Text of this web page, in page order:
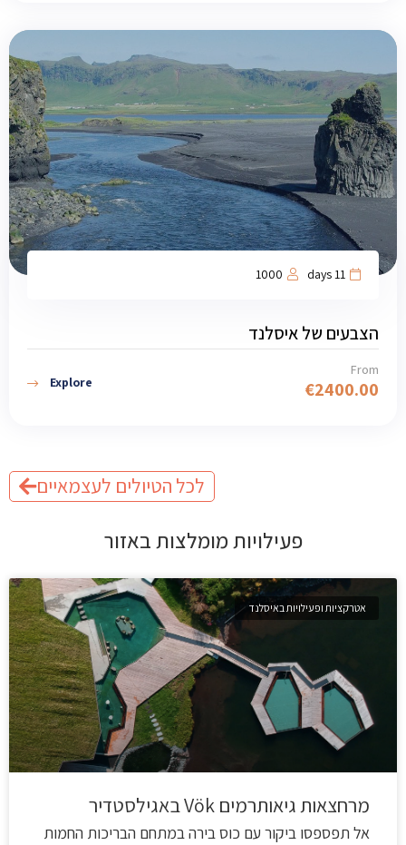
11 days
1000
הצבעים של איסלנד
From
€2400.00
Explore
לכל הטיולים לעצמאיים
פעילויות מומלצות באזור
אטרקציות ופעילויות באיסלנד
מרחצאות גיאותרמים Vök באגילסטדיר
אל תפספסו ביקור עם כוס בירה במתחם הבריכות החמות